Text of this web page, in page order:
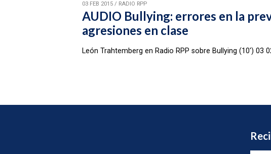
03 FEB 2015/ RADIO RPP
AUDIO Bullying: errores en la
agresiones en clase
León Trahtemberg en Radio RPP sobre Bullying (10') 03